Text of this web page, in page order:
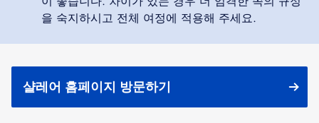
을 숙지하시고 전체 여정에 적용해 주세요.
샬레어 홈페이지 방문하기